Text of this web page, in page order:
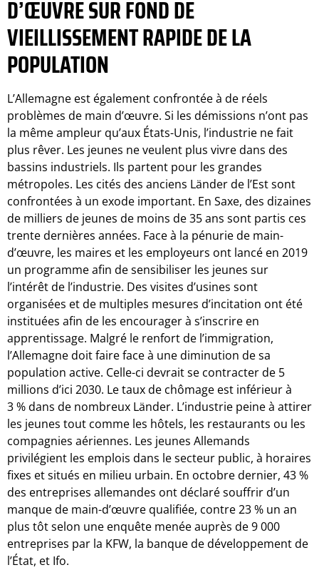
D’ŒUVRE SUR FOND DE
VIEILLISSEMENT RAPIDE DE LA
POPULATION
L’Allemagne est également confrontée à de réels
problèmes de main d’œuvre. Si les démissions n’ont pas
la même ampleur qu’aux États-Unis, l’industrie ne fait
plus rêver. Les jeunes ne veulent plus vivre dans des
bassins industriels. Ils partent pour les grandes
métropoles. Les cités des anciens Länder de l’Est sont
confrontées à un exode important. En Saxe, des dizaines
de milliers de jeunes de moins de 35 ans sont partis ces
trente dernières années. Face à la pénurie de main-
d’œuvre, les maires et les employeurs ont lancé en 2019
un programme afin de sensibiliser les jeunes sur
l’intérêt de l’industrie. Des visites d’usines sont
organisées et de multiples mesures d’incitation ont été
instituées afin de les encourager à s’inscrire en
apprentissage. Malgré le renfort de l’immigration,
l’Allemagne doit faire face à une diminution de sa
population active. Celle-ci devrait se contracter de 5
millions d’ici 2030. Le taux de chômage est inférieur à
3 % dans de nombreux Länder. L’industrie peine à attirer
les jeunes tout comme les hôtels, les restaurants ou les
compagnies aériennes. Les jeunes Allemands
privilégient les emplois dans le secteur public, à horaires
fixes et situés en milieu urbain. En octobre dernier, 43 %
des entreprises allemandes ont déclaré souffrir d’un
manque de main-d’œuvre qualifiée, contre 23 % un an
plus tôt selon une enquête menée auprès de 9 000
entreprises par la KFW, la banque de développement de
l’État, et Ifo.